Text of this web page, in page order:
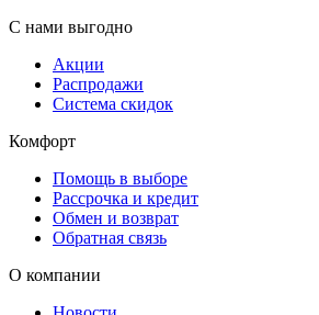
С нами выгодно
Акции
Распродажи
Система скидок
Комфорт
Помощь в выборе
Рассрочка и кредит
Обмен и возврат
Обратная связь
О компании